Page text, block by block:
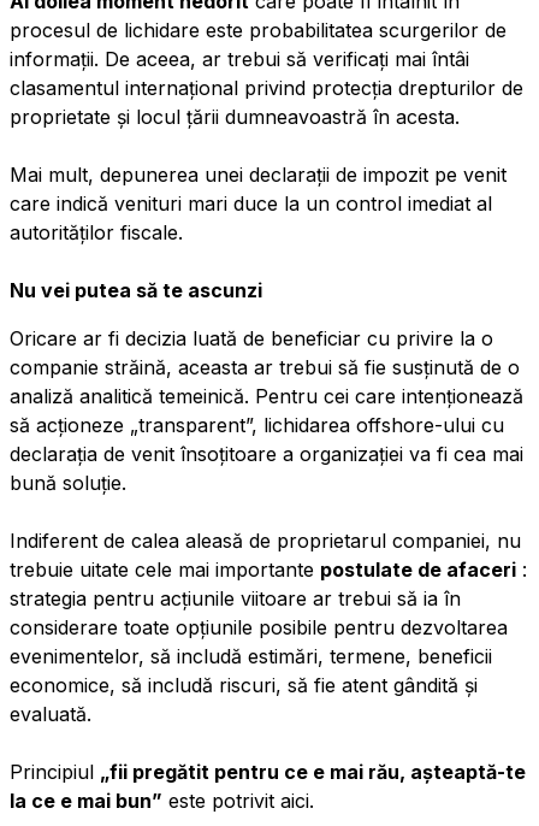
procesul de lichidare este probabilitatea scurgerilor de
informații. De aceea, ar trebui să verificați mai întâi
clasamentul internațional privind protecția drepturilor de
proprietate și locul țării dumneavoastră în acesta.
Mai mult, depunerea unei declarații de impozit pe venit
care indică venituri mari duce la un control imediat al
autorităților fiscale.
Nu vei putea să te ascunzi
Oricare ar fi decizia luată de beneficiar cu privire la o
companie străină, aceasta ar trebui să fie susținută de o
analiză analitică temeinică. Pentru cei care intenționează
să acționeze „transparent”, lichidarea offshore-ului cu
declarația de venit însoțitoare a organizației va fi cea mai
bună soluție.
Indiferent de calea aleasă de proprietarul companiei, nu
trebuie uitate cele mai importante postulate de afaceri :
strategia pentru acțiunile viitoare ar trebui să ia în
considerare toate opțiunile posibile pentru dezvoltarea
evenimentelor, să includă estimări, termene, beneficii
economice, să includă riscuri, să fie atent gândită și
evaluată.
Principiul „fii pregătit pentru ce e mai rău, așteaptă-te
la ce e mai bun” este potrivit aici.